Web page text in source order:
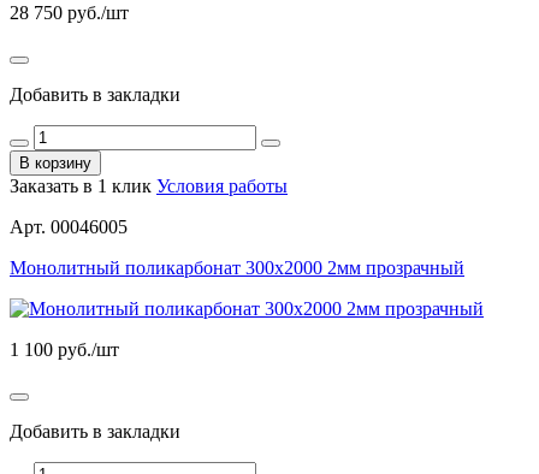
28 750 руб./шт
Добавить в закладки
В корзину
Заказать в 1 клик Условия работы
Арт. 00046005
Монолитный поликарбонат 300х2000 2мм прозрачный
1 100 руб./шт
Добавить в закладки